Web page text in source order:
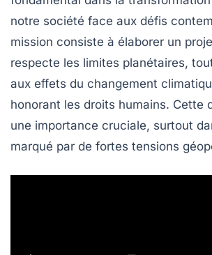
notre société face aux défis
mission consiste à élaborer un
respecte les limites planétaires,
aux effets du changement
honorant les droits humains. Cette
une importance cruciale, surtout
marqué par de fortes tensions